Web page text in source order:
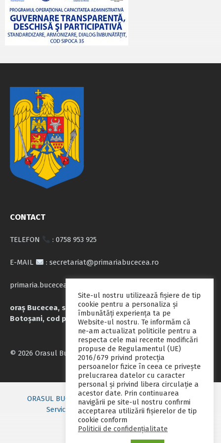
CONTACT
TELEFON : 0758 953 925
E-MAIL : secretariat@primariabucecea.ro
primaria.bucecea@yahoo.com
oraș Bucecea, str. Calea Națională nr.71, județul
Botoșani, cod poștal 717045
© 2026 Orasul Bucecea
ORASUL BUCECEA Primarie nou
Consiliul local
Servicii publice
Contact
Fii pregatit
Monitorul oficial local
Site-ul nostru utilizează fişiere de tip
cookie pentru a personaliza și
îmbunătăți experiența ta pe
Website-ul nostru. Te informăm că
ne-am actualizat politicile pentru a
respecta cele mai recente modificări
propuse de Regulamentul (UE)
2016/679 privind protecția
persoanelor fizice în ceea ce privește
prelucrarea datelor cu caracter
personal și privind libera circulație a
acestor date. Prin continuarea
navigării pe site-ul nostru confirmi
acceptarea utilizării fişierelor de tip
cookie conform
Politicii de confidențialitate